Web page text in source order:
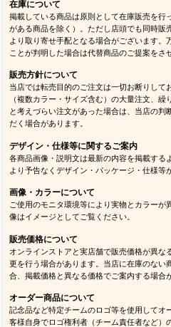
在庫について
掲載している商品は原則として在庫販売を行
がある商品を除く）。ただし店頭でも同時販
より取り寄せ手配となる場合がございます
ことが判明した場合は代替商品のご提案をさ
販売方針について
当店では転売目的のご注文は一切お断りして
（複数カラー・サイズ含む）の大量注文、
と考えづらい注文があった場合は、当店の判
だく場合があります。
デザイン・仕様等に関するご案内
各商品画像・説明文は最新の内容を掲載する
より予告なくデザイン・パッケージ・仕様等
画像・カラーについて
ご使用のモニタ環境等により実物とカラー
像はイメージとしてご覧ください。
販売価格について
オンラインストアと実店舗で販売価格が異な
更を行う場合があります。当店に在庫のない
合、掲載価格と異なる価格でご案内する場合
オーダー商品について
記念品など特定チームのロゴ等を使用してオ
客様自身でロゴ権利者（チーム責任者など）